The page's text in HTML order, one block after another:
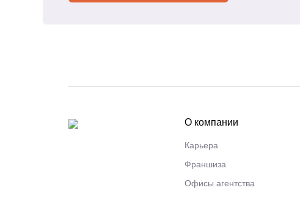
О компании
Карьера
Франшиза
Офисы агентства